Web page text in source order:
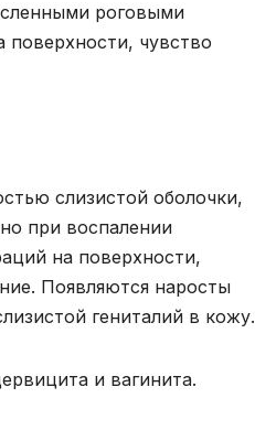
роговыми
поверхности, чувство
слизистой оболочки,
при воспалении
на поверхности,
Появляются наросты
гениталий в кожу.
и вагинита.